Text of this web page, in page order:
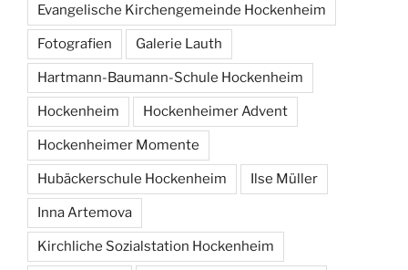
Evangelische Kirchengemeinde Hockenheim
Fotografien Galerie Lauth
Hartmann-Baumann-Schule Hockenheim
Hockenheim Hockenheimer Advent
Hockenheimer Momente
Hubäckerschule Hockenheim Ilse Müller
Inna Artemova
Kirchliche Sozialstation Hockenheim